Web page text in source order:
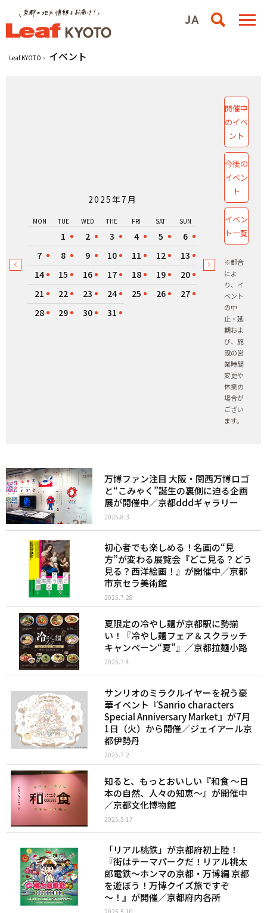
Leaf KYOTO イベント
2025年7月
MON TUE WED THE FRI SAT SUN
1 2 3 4 5
6
7
8 9 10 11 12
13
14
15 16 17 18 19
20
21
22 23 24 25 26
27
28
29 30 31
開催中
のイベ
ント
今後の
イベン
ト
イベン
ト一覧
※都合
によ
り、イ
ベント
の中
止・延
期およ
び、施
設の営
業時間
変更や
休業の
場合が
ござい
ます。
万博ファン注目 大阪・関西万博ロゴ
と“こみゃく”誕生の裏側に迫る企画
展が開催中／京都dddギャラリー
2025.8.3
初心者でも楽しめる！名画の“見
方”が変わる展覧会『どこ見る？どう
見る？西洋絵画！』が開催中／京都
市京セラ美術館
2025.7.28
夏限定の冷やし麺が京都駅に勢揃
い！『冷やし麺フェア＆スクラッチ
キャンペーン“夏”』／京都拉麺小路
2025.7.4
サンリオのミラクルイヤーを祝う豪
華イベント『Sanrio characters
Special Anniversary Market』が7月
1日（火）から開催／ジェイアール京
都伊勢丹
2025.7.2
知ると、もっとおいしい『和食 〜日
本の自然、人々の知恵〜』が開催中
／京都文化博物館
2025.5.17
「リアル桃鉄」が京都府初上陸！
『街はテーマパークだ！リアル桃太
郎電鉄～ホンマの京都・万博編 京都
を遊ぼう！万博クイズ旅ですぞ
～！』が開催／京都府内各所